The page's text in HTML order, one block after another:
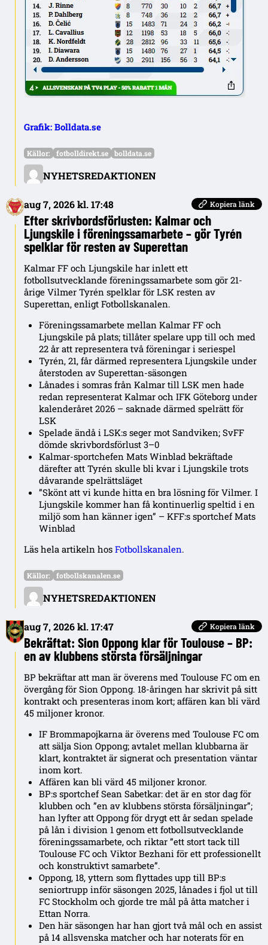
Grafik: Bolldata.se
NYHETSREDAKTIONEN
Källor: fotbolldirekt.se bolldata.se
aug 7, 2026 kl. 17:48 Kopiera länk
Efter skrivbordsförlusten: Kalmar och
Ljungskile i föreningssamarbete – gör Tyrén
spelklar för resten av Superettan
Kalmar FF och Ljungskile har inlett ett
fotbollsutvecklande föreningssamarbete som gör 21-
årige Vilmer Tyrén spelklar för LSK resten av
Superettan, enligt Fotbollskanalen.
Föreningssamarbete mellan Kalmar FF och
Ljungskile på plats; tillåter spelare upp till och med
22 år att representera två föreningar i seriespel
Tyrén, 21, får därmed representera Ljungskile under
återstoden av Superettan-säsongen
Lånades i somras från Kalmar till LSK men hade
redan representerat Kalmar och IFK Göteborg under
kalenderåret 2026 – saknade därmed spelrätt för
LSK
Spelade ändå i LSK:s seger mot Sandviken; SvFF
dömde skrivbordsförlust 3–0
Kalmar-sportchefen Mats Winblad bekräftade
därefter att Tyrén skulle bli kvar i Ljungskile trots
dåvarande spelrättsläget
”Skönt att vi kunde hitta en bra lösning för Vilmer. I
Ljungskile kommer han få kontinuerlig speltid i en
miljö som han känner igen” – KFF:s sportchef Mats
Winblad
Läs hela artikeln hos Fotbollskanalen.
NYHETSREDAKTIONEN
Källor: fotbollskanalen.se
aug 7, 2026 kl. 17:47 Kopiera länk
Bekräftat: Sion Oppong klar för Toulouse – BP:
en av klubbens största försäljningar
BP bekräftar att man är överens med Toulouse FC om en
övergång för Sion Oppong. 18-åringen har skrivit på sitt
kontrakt och presenteras inom kort; affären kan bli värd
45 miljoner kronor.
IF Brommapojkarna är överens med Toulouse FC om
att sälja Sion Oppong; avtalet mellan klubbarna är
klart, kontraktet är signerat och presentation väntar
inom kort.
Affären kan bli värd 45 miljoner kronor.
BP:s sportchef Sean Sabetkar: det är en stor dag för
klubben och ”en av klubbens största försäljningar”;
han lyfter att Oppong för drygt ett år sedan spelade
på lån i division 1 genom ett fotbollsutvecklande
föreningssamarbete, och riktar ”ett stort tack till
Toulouse FC och Viktor Bezhani för ett professionellt
och konstruktivt samarbete”.
Oppong, 18, yttern som flyttades upp till BP:s
seniortrupp inför säsongen 2025, lånades i fjol ut till
FC Stockholm och gjorde tre mål på åtta matcher i
Ettan Norra.
Den här säsongen har han gjort två mål och en assist
på 14 allsvenska matcher och har noterats för en